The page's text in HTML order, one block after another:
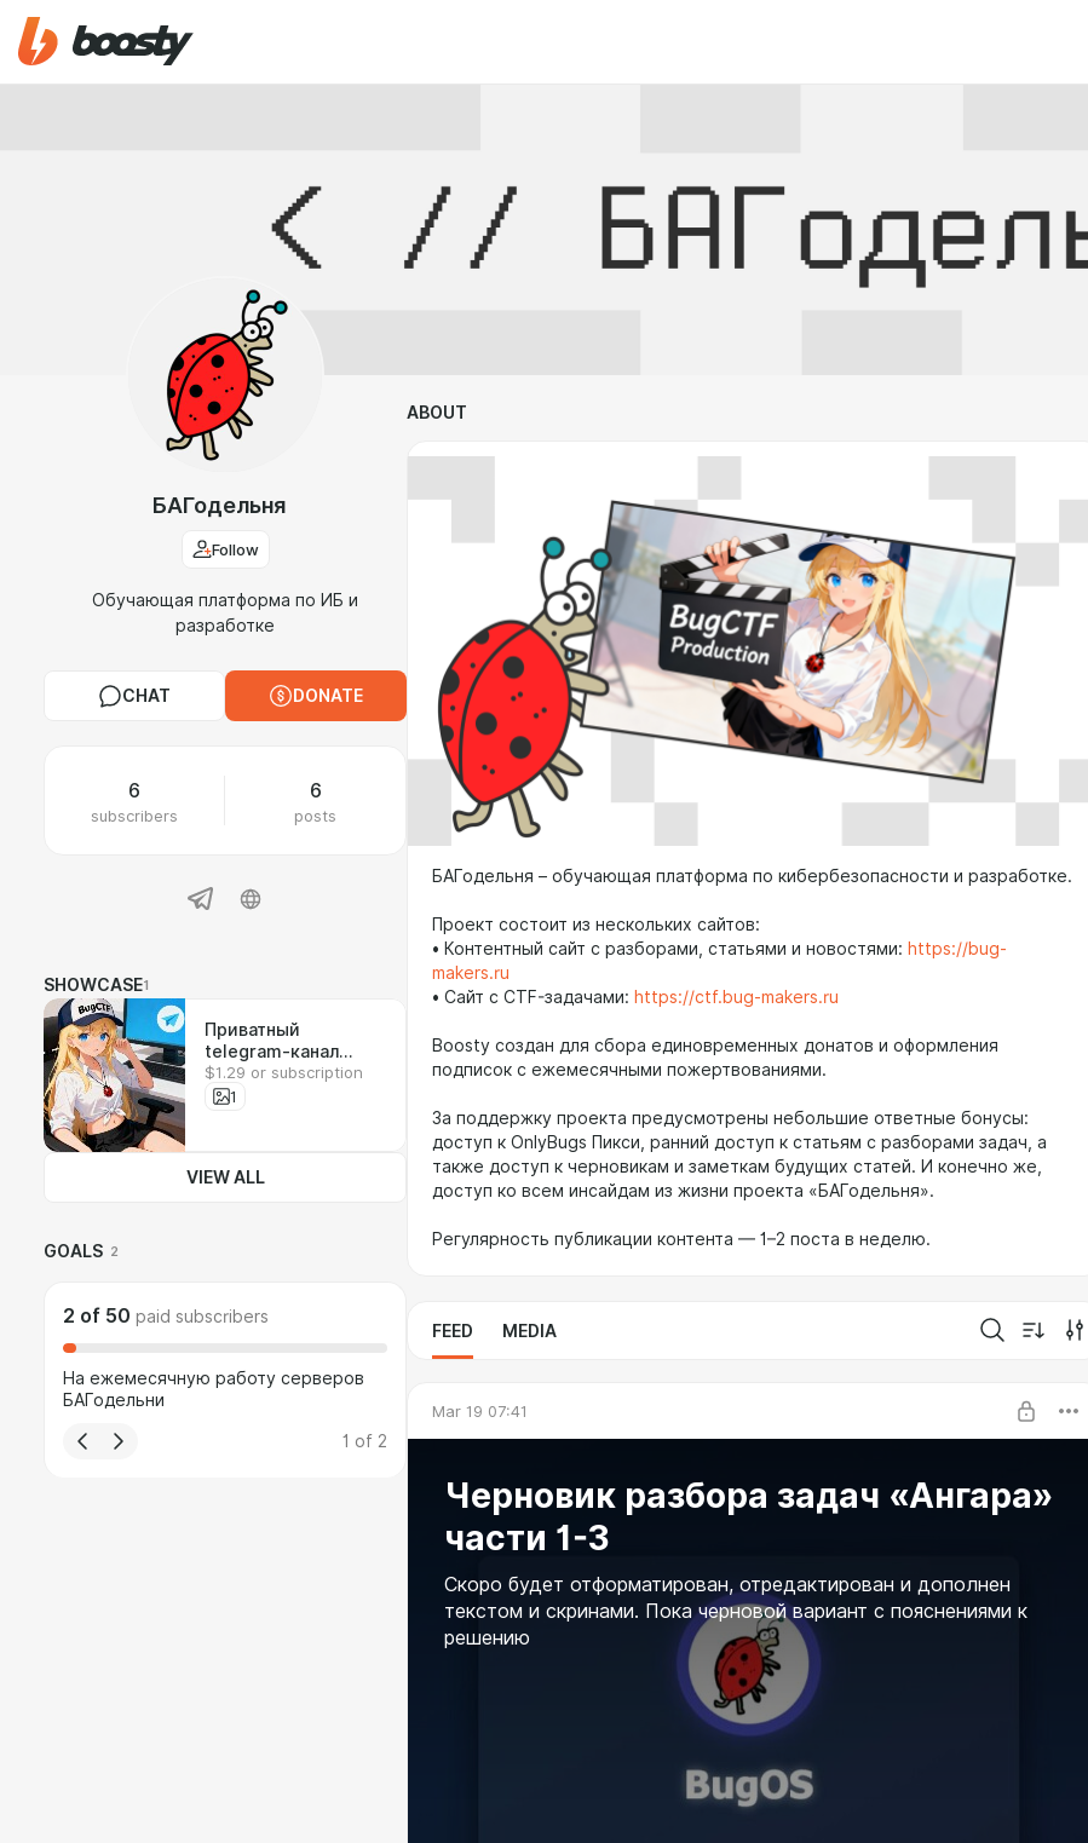
БАГодельня
Follow
Обучающая платформа по ИБ и
разработке
CHAT DONATE
6
subscribers
6
posts
SHOWCASE1
Приватный
telegram-канал
OnlyBugs
$1.29 or subscription
1
VIEW ALL
GOALS 2
2 of 50 paid subscribers
На ежемесячную работу серверов
БАГодельни
1 of 2
ABOUT
БАГодельня – обучающая платформа по кибербезопасности и разработке.
Проект состоит из нескольких сайтов:
• Контентный сайт с разборами, статьями и новостями: https://bug-
makers.ru
• Сайт с CTF-задачами: https://ctf.bug-makers.ru
Boosty создан для сбора единовременных донатов и оформления
подписок с ежемесячными пожертвованиями.
За поддержку проекта предусмотрены небольшие ответные бонусы:
доступ к OnlyBugs Пикси, ранний доступ к статьям с разборами задач, а
также доступ к черновикам и заметкам будущих статей. И конечно же,
доступ ко всем инсайдам из жизни проекта «БАГодельня».
Регулярность публикации контента — 1–2 поста в неделю.
FEED MEDIA
Mar 19 07:41
Черновик разбора задач «Ангара»
части 1-3
Скоро будет отформатирован, отредактирован и дополнен
текстом и скринами. Пока черновой вариант с пояснениями к
решению